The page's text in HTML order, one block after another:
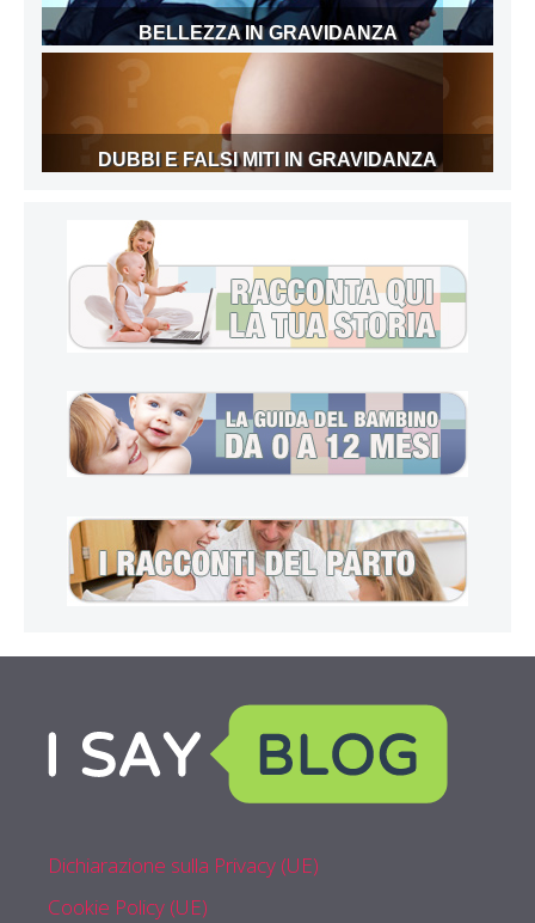
BELLEZZA IN GRAVIDANZA
DUBBI E FALSI MITI IN GRAVIDANZA
Dichiarazione sulla Privacy (UE)
Cookie Policy (UE)